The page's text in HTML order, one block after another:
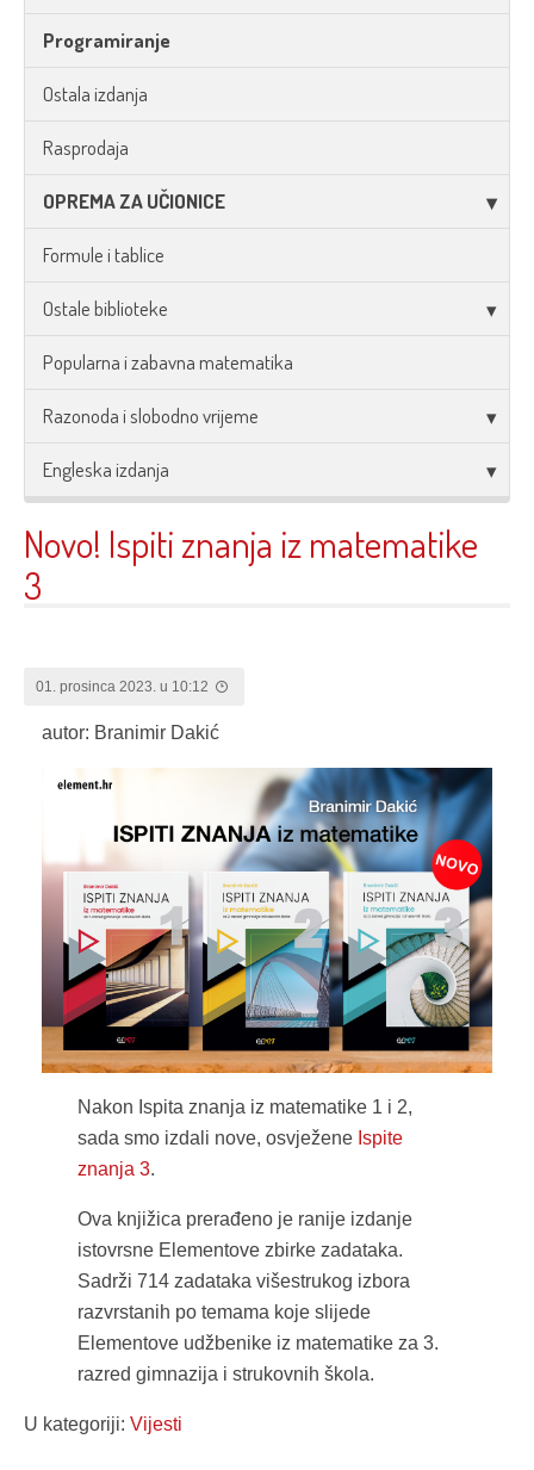
Programiranje
Ostala izdanja
Rasprodaja
OPREMA ZA UČIONICE
Formule i tablice
Ostale biblioteke
Popularna i zabavna matematika
Razonoda i slobodno vrijeme
Engleska izdanja
Novo! Ispiti znanja iz matematike
3
01. prosinca 2023. u 10:12
autor: Branimir Dakić
Nakon Ispita znanja iz matematike 1 i 2,
sada smo izdali nove, osvježene Ispite
znanja 3.
Ova knjižica prerađeno je ranije izdanje
istovrsne Elementove zbirke zadataka.
Sadrži 714 zadataka višestrukog izbora
razvrstanih po temama koje slijede
Elementove udžbenike iz matematike za 3.
razred gimnazija i strukovnih škola.
U kategoriji: Vijesti